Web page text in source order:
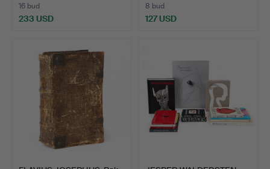
16 bud
233 USD
8 bud
127 USD